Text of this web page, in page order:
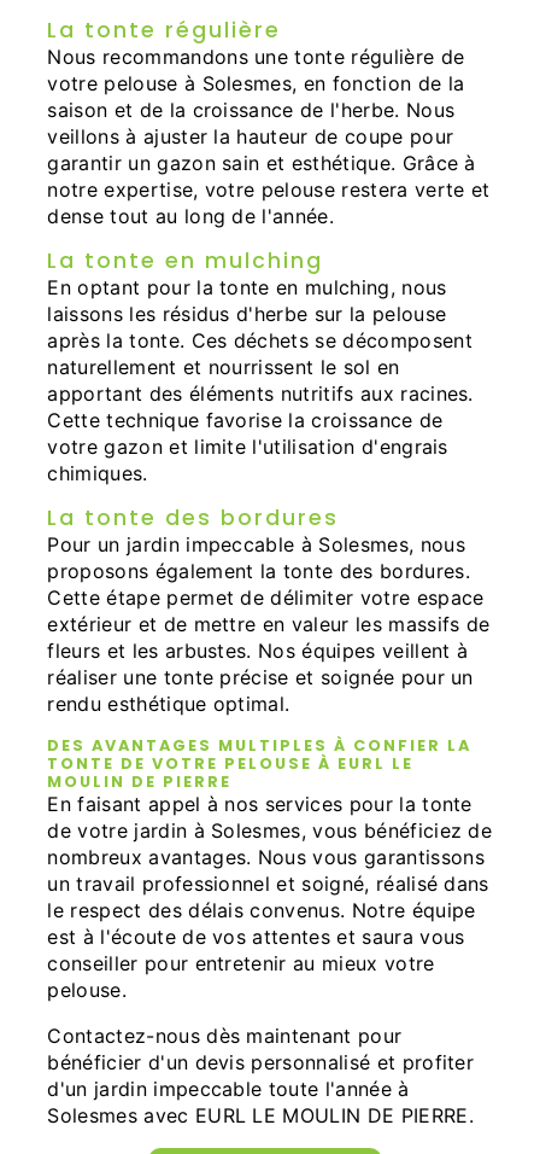
La tonte régulière
Nous recommandons une tonte régulière de
votre pelouse à Solesmes, en fonction de la
saison et de la croissance de l'herbe. Nous
veillons à ajuster la hauteur de coupe pour
garantir un gazon sain et esthétique. Grâce à
notre expertise, votre pelouse restera verte et
dense tout au long de l'année.
La tonte en mulching
En optant pour la tonte en mulching, nous
laissons les résidus d'herbe sur la pelouse
après la tonte. Ces déchets se décomposent
naturellement et nourrissent le sol en
apportant des éléments nutritifs aux racines.
Cette technique favorise la croissance de
votre gazon et limite l'utilisation d'engrais
chimiques.
La tonte des bordures
Pour un jardin impeccable à Solesmes, nous
proposons également la tonte des bordures.
Cette étape permet de délimiter votre espace
extérieur et de mettre en valeur les massifs de
fleurs et les arbustes. Nos équipes veillent à
réaliser une tonte précise et soignée pour un
rendu esthétique optimal.
DES AVANTAGES MULTIPLES À CONFIER LA
TONTE DE VOTRE PELOUSE À EURL LE
MOULIN DE PIERRE
En faisant appel à nos services pour la tonte
de votre jardin à Solesmes, vous bénéficiez de
nombreux avantages. Nous vous garantissons
un travail professionnel et soigné, réalisé dans
le respect des délais convenus. Notre équipe
est à l'écoute de vos attentes et saura vous
conseiller pour entretenir au mieux votre
pelouse.
Contactez-nous dès maintenant pour
bénéficier d'un devis personnalisé et profiter
d'un jardin impeccable toute l'année à
Solesmes avec EURL LE MOULIN DE PIERRE.